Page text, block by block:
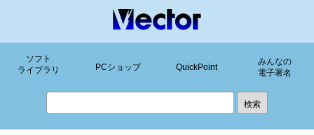
ソフト
ライブラリ
PCショップ QuickPoint
みんなの
電子署名